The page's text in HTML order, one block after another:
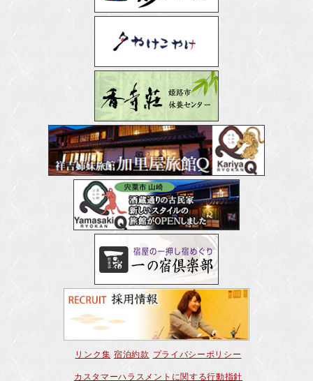
リンク集 宿泊約款 プライバシーポリシー
カスタマーハラスメントに関する行動指針